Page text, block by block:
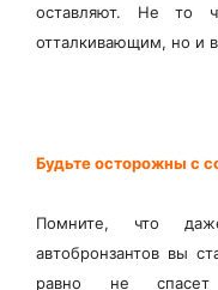
оставляют. Не то
отталкивающим, но и
Будьте осторожны с
Помните, что
автобронзантов вы
равно не